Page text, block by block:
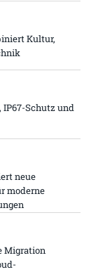
Kultur,
IP67-Schutz und
neue
moderne
Migration